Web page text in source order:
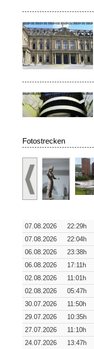
Fotostrecken
07.08.2026 22:29h
07.08.2026
22:04h
06.08.2026
23:38h
06.08.2026
17:11h
02.08.2026
11:01h
02.08.2026
05:47h
30.07.2026
11:50h
29.07.2026
10:35h
27.07.2026
11:10h
24.07.2026
13:47h